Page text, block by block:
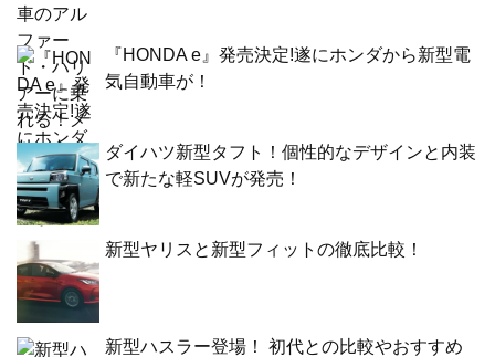
『HONDA e』発売決定!遂にホンダから新型電
気自動車が！
ダイハツ新型タフト！個性的なデザインと内装
で新たな軽SUVが発売！
新型ヤリスと新型フィットの徹底比較！
新型ハスラー登場！ 初代との比較やおすすめ